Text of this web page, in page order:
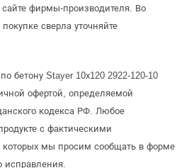
фирмы-производителя. Во
сверла уточняйте
бетону Stayer 10х120 2922-120-10
офертой, определяемой
кодекса РФ. Любое
с фактическими
которых мы просим сообщать в форме
исправления.